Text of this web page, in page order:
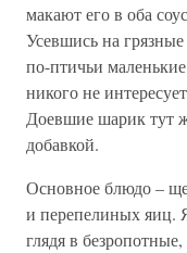
макают его в оба
Усевшись на
по-птичьи
никого не
Доевшие шарик тут
добавкой.
Основное блюдо –
и перепелиных яиц.
глядя в